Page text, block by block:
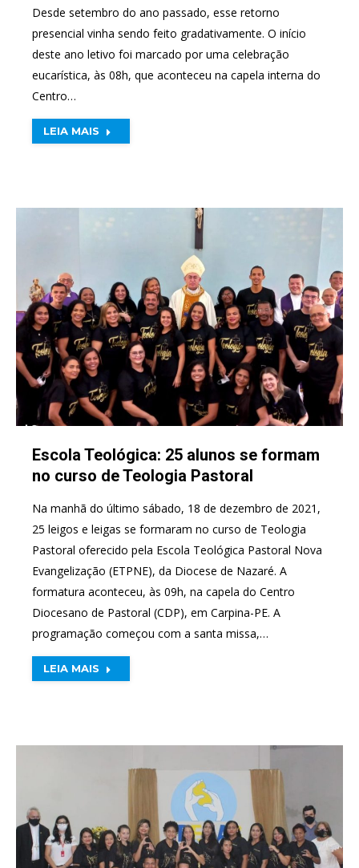
Desde setembro do ano passado, esse retorno
presencial vinha sendo feito gradativamente. O início
deste ano letivo foi marcado por uma celebração
eucarística, às 08h, que aconteceu na capela interna do
Centro…
LEIA MAIS
Escola Teológica: 25 alunos se formam
no curso de Teologia Pastoral
Na manhã do último sábado, 18 de dezembro de 2021,
25 leigos e leigas se formaram no curso de Teologia
Pastoral oferecido pela Escola Teológica Pastoral Nova
Evangelização (ETPNE), da Diocese de Nazaré. A
formatura aconteceu, às 09h, na capela do Centro
Diocesano de Pastoral (CDP), em Carpina-PE. A
programação começou com a santa missa,…
LEIA MAIS